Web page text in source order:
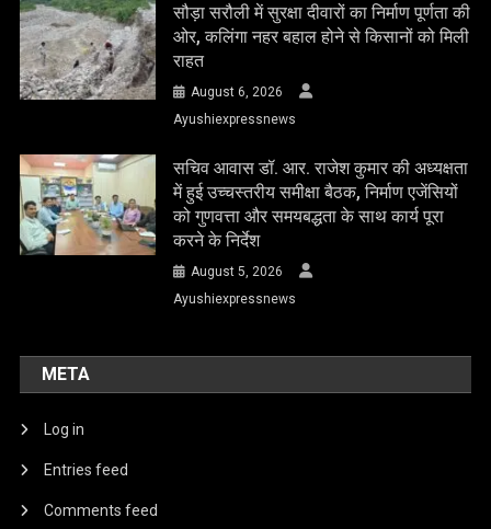
सौड़ा सरौली में सुरक्षा दीवारों का निर्माण पूर्णता की
ओर, कलिंगा नहर बहाल होने से किसानों को मिली
राहत
August 6, 2026
Ayushiexpressnews
सचिव आवास डॉ. आर. राजेश कुमार की अध्यक्षता
में हुई उच्चस्तरीय समीक्षा बैठक, निर्माण एजेंसियों
को गुणवत्ता और समयबद्धता के साथ कार्य पूरा
करने के निर्देश
August 5, 2026
Ayushiexpressnews
META
Log in
Entries feed
Comments feed